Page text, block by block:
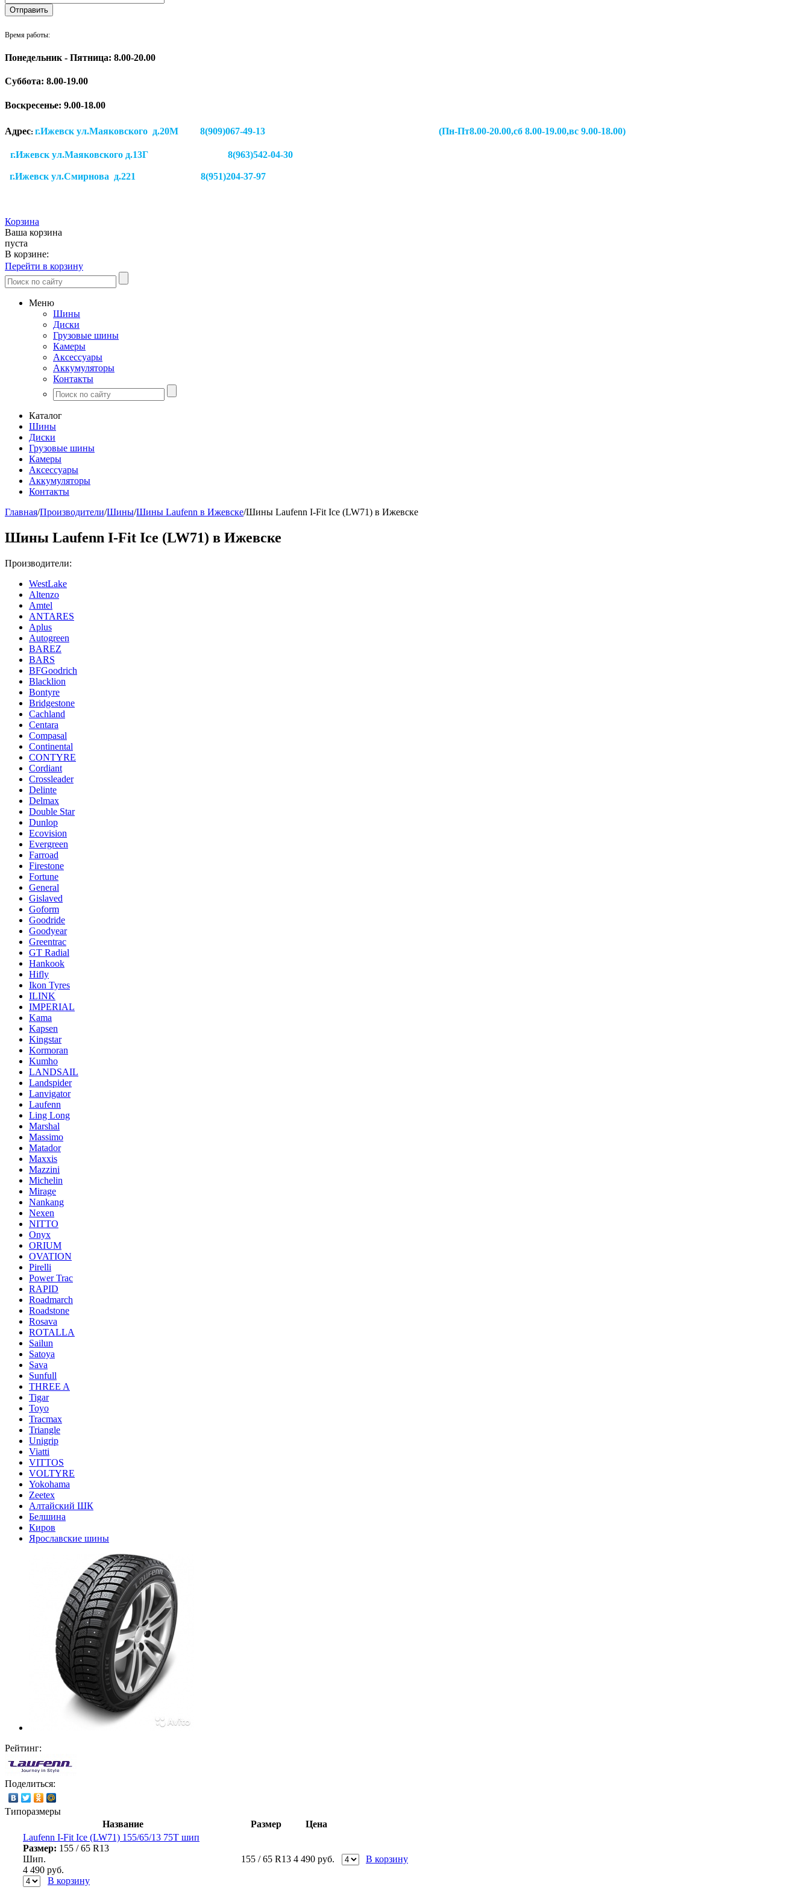
Время работы:
Понедельник - Пятница: 8.00-20.00
Суббота: 8.00-19.00
Воскресенье: 9.00-18.00
Адрес: г.Ижевск ул.Маяковского д.20М 8(909)067-49-13 (Пн-Пт8.00-20.00,сб 8.00-19.00,вс 9.00-18.00)
г.Ижевск ул.Маяковского д.13Г 8(963)542-04-30
г.Ижевск ул.Смирнова д.221 8(951)204-37-97
Корзина
Ваша корзина
пуста
В корзине:
Перейти в корзину
Меню
Шины
Диски
Грузовые шины
Камеры
Аксессуары
Аккумуляторы
Контакты
Каталог
Шины
Диски
Грузовые шины
Камеры
Аксессуары
Аккумуляторы
Контакты
Главная/Производители/Шины/Шины Laufenn в Ижевске/Шины Laufenn I-Fit Ice (LW71) в Ижевске
Шины Laufenn I-Fit Ice (LW71) в Ижевске
Производители:
WestLake
Altenzo
Amtel
ANTARES
Aplus
Autogreen
BAREZ
BARS
BFGoodrich
Blacklion
Bontyre
Bridgestone
Cachland
Centara
Compasal
Continental
CONTYRE
Cordiant
Crossleader
Delinte
Delmax
Double Star
Dunlop
Ecovision
Evergreen
Farroad
Firestone
Fortune
General
Gislaved
Goform
Goodride
Goodyear
Greentrac
GT Radial
Hankook
Hifly
Ikon Tyres
ILINK
IMPERIAL
Kama
Kapsen
Kingstar
Kormoran
Kumho
LANDSAIL
Landspider
Lanvigator
Laufenn
Ling Long
Marshal
Massimo
Matador
Maxxis
Mazzini
Michelin
Mirage
Nankang
Nexen
NITTO
Onyx
ORIUM
OVATION
Pirelli
Power Trac
RAPID
Roadmarch
Roadstone
Rosava
ROTALLA
Sailun
Satoya
Sava
Sunfull
THREE A
Tigar
Toyo
Tracmax
Triangle
Unigrip
Viatti
VITTOS
VOLTYRE
Yokohama
Zeetex
Алтайский ШК
Белшина
Киров
Ярославские шины
Рейтинг:
Поделиться:
Типоразмеры
Название
Размер
Цена
Laufenn I-Fit Ice (LW71) 155/65/13 75Т шип
Размер: 155 / 65 R13
Шип.
4 490 руб.
В корзину
155 / 65 R13 4 490 руб. В корзину